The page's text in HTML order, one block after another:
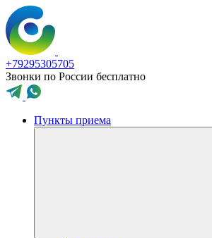
+79295305705
Звонки по России бесплатно
Пункты приема